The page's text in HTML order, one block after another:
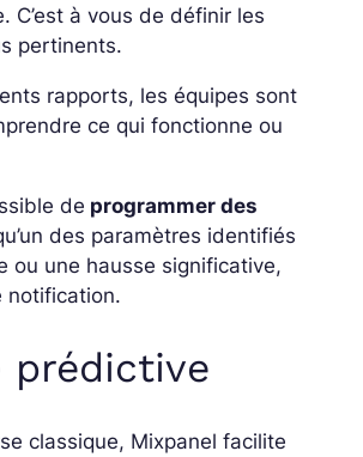
C’est à vous de définir les
pertinents.
rapports, les équipes sont
ce qui fonctionne ou
de programmer des
des paramètres identifiés
ou une hausse significative,
notification.
prédictive
classique, Mixpanel facilite